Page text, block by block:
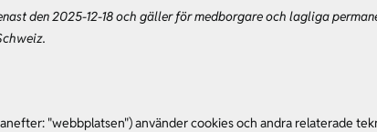
den 2025-12-18 och gäller för medborgare och lagliga
"webbplatsen") använder cookies och andra relaterade